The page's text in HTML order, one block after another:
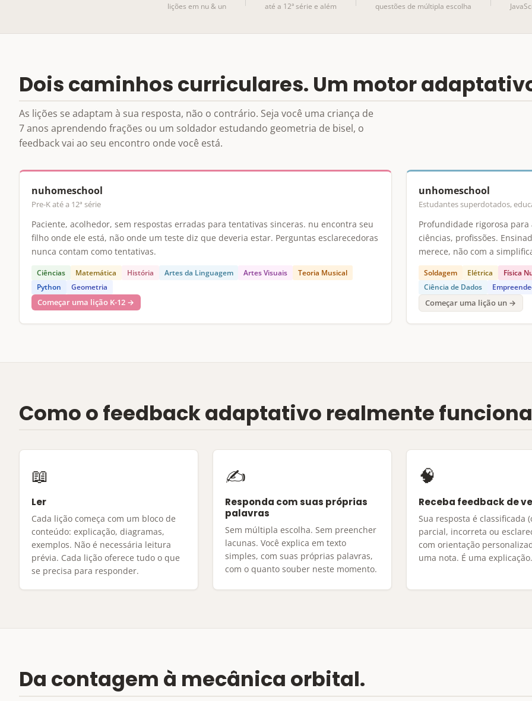
lições em nu & un até a 12ª série e além questões de múltipla escolha
Dois caminhos curriculares. Um motor
As lições se adaptam à sua resposta, não o contrário. Seja você uma criança de
7 anos aprendendo frações ou um soldador estudando geometria de bisel, o
feedback vai ao seu encontro onde você está.
nuhomeschool
Pre-K até a 12ª série
Paciente, acolhedor, sem respostas erradas para tentativas sinceras. nu encontra seu
filho onde ele está, não onde um teste diz que deveria estar. Perguntas esclarecedoras
nunca contam como tentativas.
Ciências Matemática História Artes da Linguagem Artes Visuais
Teoria Musical
Python
Geometria
Começar uma lição K-12 →
unhomeschool
Estudantes superdotados,
Profundidade rigorosa
ciências, profissões.
merece, não com a
Soldagem Elétrica Física
Ciência de Dados
Começar uma lição un →
Como o feedback adaptativo realmente
📖
Ler
Cada lição começa com um bloco de
conteúdo: explicação, diagramas,
exemplos. Não é necessária leitura
prévia. Cada lição oferece tudo o que
se precisa para responder.
✍
Responda com suas próprias
palavras
Sem múltipla escolha. Sem preencher
lacunas. Você explica em texto
simples, com suas próprias palavras,
com o quanto souber neste momento.
🧠
Receba feedback de
Sua resposta é classificada
parcial, incorreta ou
com orientação
uma nota. É uma explicação.
Da contagem à mecânica orbital.